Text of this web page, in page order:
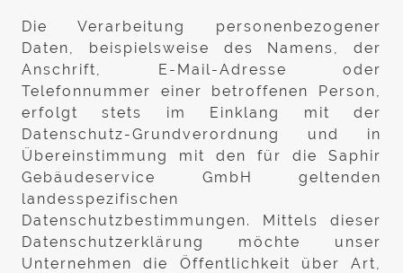
Die Verarbeitung personenbezogener
Daten, beispielsweise des Namens, der
Anschrift, E-Mail-Adresse oder
Telefonnummer einer betroffenen Person,
erfolgt stets im Einklang mit der
Datenschutz-Grundverordnung und in
Übereinstimmung mit den für die Saphir
Gebäudeservice GmbH geltenden
landesspezifischen
Datenschutzbestimmungen. Mittels dieser
Datenschutzerklärung möchte unser
Unternehmen die Öffentlichkeit über Art,